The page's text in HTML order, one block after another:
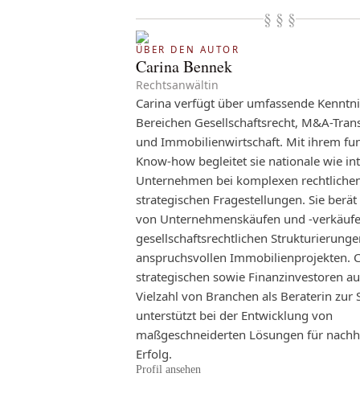
§ § §
ÜBER DEN AUTOR
Carina Bennek
Rechtsanwältin
Carina verfügt über umfassende
Bereichen Gesellschaftsrecht, M&A-
und Immobilienwirtschaft. Mit ihrem
Know-how begleitet sie nationale wie
Unternehmen bei komplexen
strategischen Fragestellungen. Sie
von Unternehmenskäufen und -
gesellschaftsrechtlichen
anspruchsvollen Immobilienprojekten.
strategischen sowie Finanzinvestoren
Vielzahl von Branchen als Beraterin zur
unterstützt bei der Entwicklung von
maßgeschneiderten Lösungen für
Erfolg.
Profil ansehen